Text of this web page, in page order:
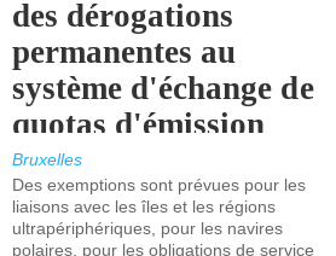
des dérogations
permanentes au
système d'échange de
quotas d'émission
maritimes de l'UE
après 2030.
Bruxelles
Des exemptions sont prévues pour les
liaisons avec les îles et les régions
ultrapériphériques, pour les navires
polaires, pour les obligations de service